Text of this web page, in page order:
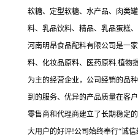
软糖、定型软糖、水产品、肉类
料、乳品饮料、精品、乳品蛋糕
河南明昂食品配料有限公司是一
料、化妆品原料、医药原料.植物
为主的经营企业，公司经销的品
到的服务、优异的产品质量在客
零售商和代理商建立了长期稳定
大用户的好评!公司始终奉行“诚